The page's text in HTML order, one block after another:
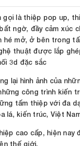
gọi là thiệp pop up,
ngờ, đầy cảm xúc
hé mở, ở bên trong
thuật được lắp
3d đặc sắc
lại hình ảnh của
công trình kiến
tấm thiệp với đa
lá, kiến trúc, Việt
cao cấp, hiện nay
thế giới.